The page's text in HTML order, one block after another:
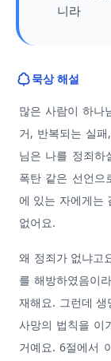
니라
묵상 해설
많은 사람이 하나
거, 반복되는 실
님은 나를 정죄하
폭탄 같은 선언으
에 있는 자에게는
없어요.
왜 정죄가 없냐고
를 해방하였음이
재해요. 그런데
사망의 법칙을 이
거예요. 6절에서